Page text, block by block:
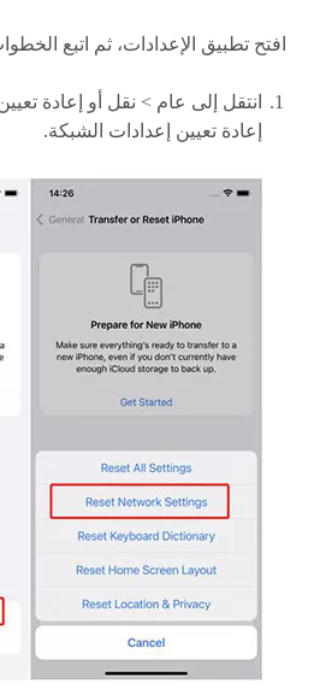
افتح تطبيق الإعدادات، ثم اتبع
انتقل إلى عام > نقل أو إعادة
إعادة تعيين إعدادات الشبكة.